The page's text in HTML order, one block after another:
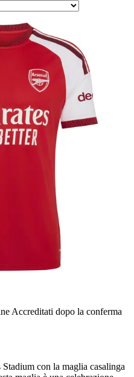
Accreditati dopo la conferma
con la maglia casalinga